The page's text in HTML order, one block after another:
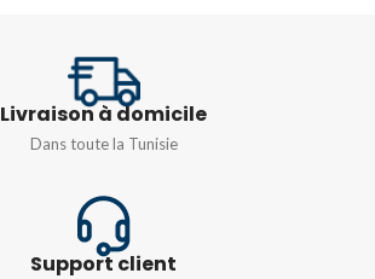
AC400V/DC220V
Livraison à domicile
Dans toute la Tunisie
Support client